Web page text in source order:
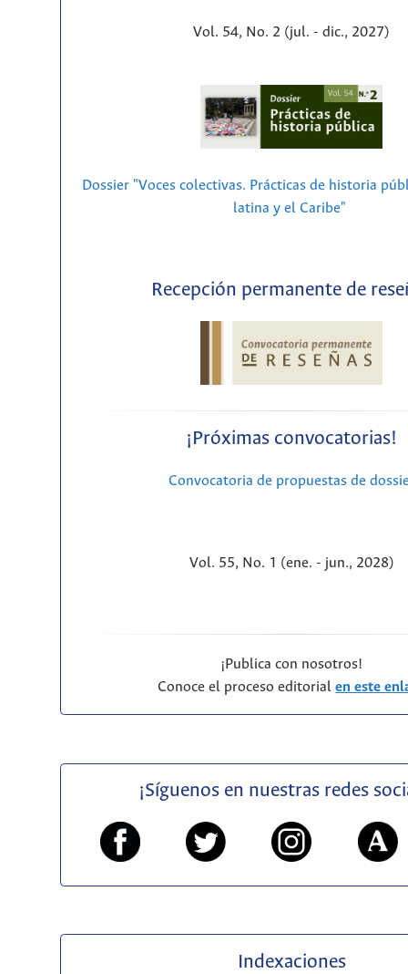
Vol. 54, No. 2 (jul. - dic., 2027)
Dossier "Voces colectivas. Prácticas de historia
latina y el Caribe"
Recepción permanente de
¡Próximas convocatorias!
Convocatoria de propuestas de
Vol. 55, No. 1 (ene. - jun., 2028)
¡Publica con nosotros!
Conoce el proceso editorialen este
¡Síguenos en nuestras redes
Indexaciones